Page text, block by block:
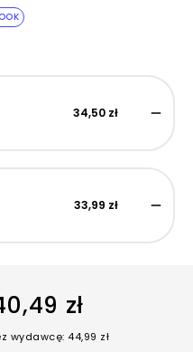
34,50 zł
33,99 zł
zł
wydawcę: 44,99 zł